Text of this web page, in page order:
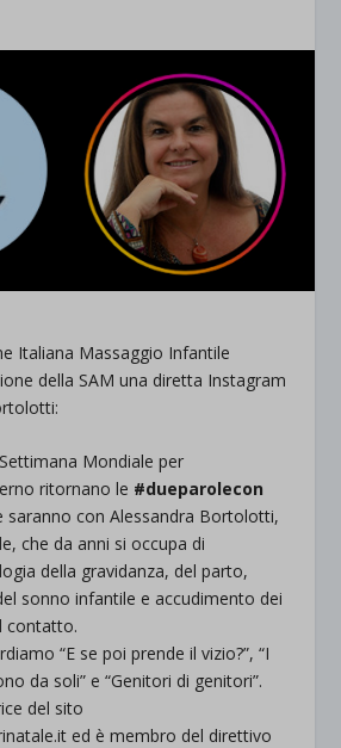
Italiana Massaggio Infantile
della SAM una diretta Instagram
Mondiale per
ritornano le #dueparolecon
saranno con Alessandra Bortolotti,
che da anni si occupa di
della gravidanza, del parto,
sonno infantile e accudimento dei
contatto.
“E se poi prende il vizio?”, “I
da soli” e “Genitori di genitori”.
del sito
ed è membro del direttivo